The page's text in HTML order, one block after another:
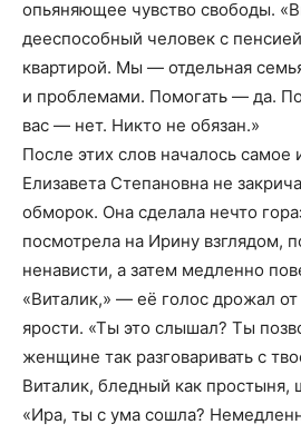
опьяняющее чувство свободы.
дееспособный человек с
квартирой. Мы — отдельная
и проблемами. Помогать — да.
вас — нет. Никто не обязан.»
После этих слов началось самое
Елизавета Степановна не
обморок. Она сделала нечто
посмотрела на Ирину взглядом,
ненависти, а затем медленно
«Виталик,» — её голос дрожал
ярости. «Ты это слышал? Ты
женщине так разговаривать с
Виталик, бледный как простыня,
«Ира, ты с ума сошла?